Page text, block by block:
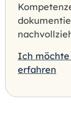
Ich
erfahren